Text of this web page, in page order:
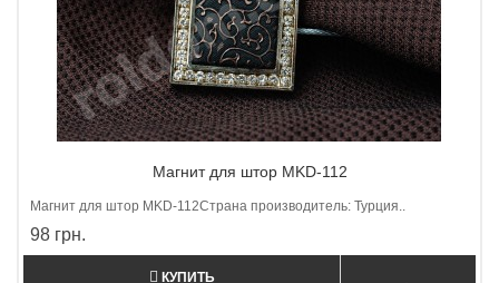
Магнит для штор MKD-112
Магнит для штор МKD-112Страна производитель: Турция..
98 грн.
КУПИТЬ